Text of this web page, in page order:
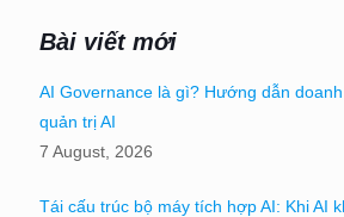
Bài viết mới
AI Governance là gì? Hướng dẫn
quản trị AI
7 August, 2026
Tái cấu trúc bộ máy tích hợp AI: Khi AI